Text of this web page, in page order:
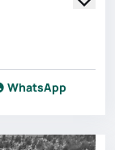
WhatsApp